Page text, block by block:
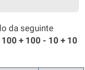
da seguinte
+ 100 - 10 + 10